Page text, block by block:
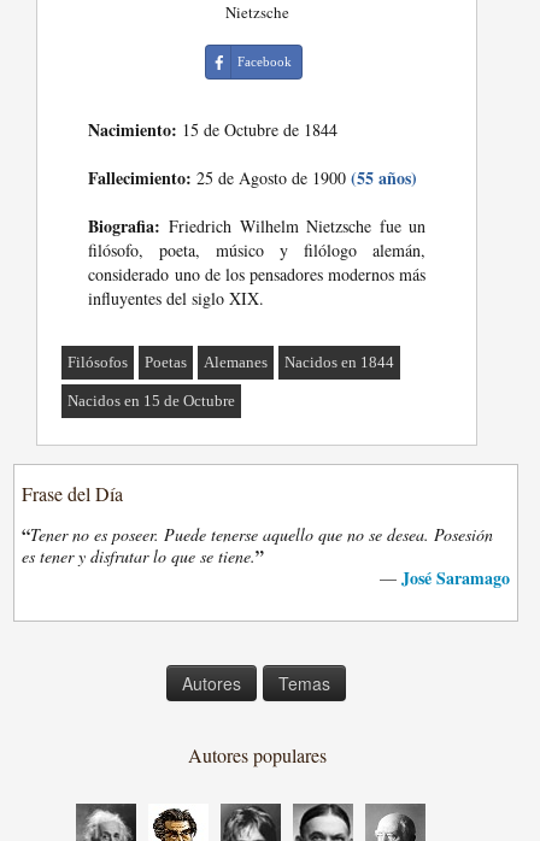
Nietzsche
Facebook
Nacimiento: 15 de Octubre de 1844
Fallecimiento: 25 de Agosto de 1900(55 años)
Biografia: Friedrich Wilhelm Nietzsche fue un
filósofo, poeta, músico y filólogo alemán,
considerado uno de los pensadores modernos más
influyentes del siglo XIX.
Filósofos Poetas Alemanes Nacidos en 1844
Nacidos en 15 de Octubre
Frase del Día
“Tener no es poseer. Puede tenerse aquello que no se desea. Posesión
es tener y disfrutar lo que se tiene.”
— José Saramago
Autores Temas
Autores populares